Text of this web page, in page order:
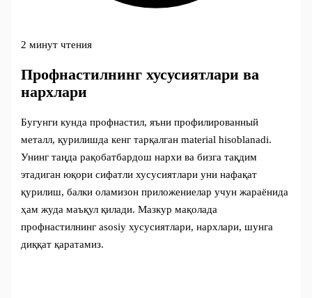
2 минут чтения
Профнастилнинг хусусиятлари ва
нархлари
Бугунги кунда профнастил, яъни профилированный
металл, қурилишда кенг тарқалган material hisoblanadi.
Унинг таңда рақобатбардош нархи ва бизга тақдим
этадиган юқори сифатли хусусиятлари уни нафақат
қурилиш, балки оламизон приложениелар учун жараёнида
ҳам жуда маъқул қилади. Мазкур мақолада
профнастилнинг asosiy хусусиятлари, нархлари, шунга
диққат қаратамиз.